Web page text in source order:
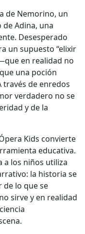
de Nemorino, un
Adina, una
Desesperado
un supuesto “elixir
en realidad no
una poción
través de enredos
verdadero no se
y de la
Kids convierte
educativa.
a los niños utiliza
la historia se
de lo que se
sirve y en realidad